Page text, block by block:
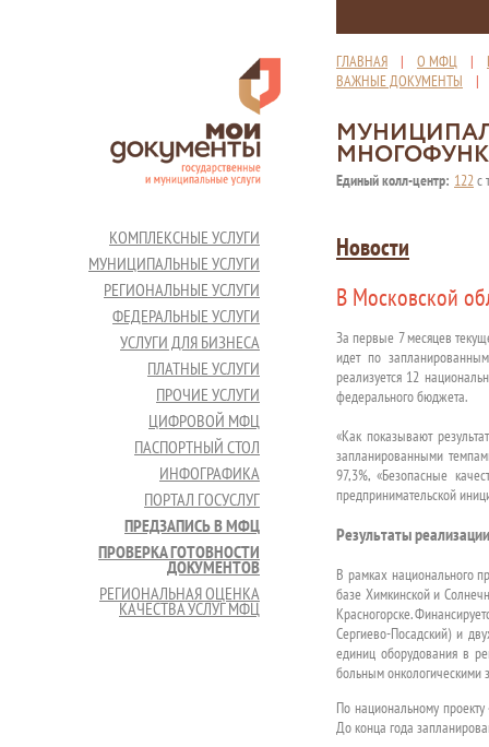
ГЛАВНАЯ | О МФЦ |
ВАЖНЫЕ ДОКУМЕНТЫ
Единый колл-центр: 122с
КОМПЛЕКСНЫЕ УСЛУГИ
МУНИЦИПАЛЬНЫЕ УСЛУГИ
РЕГИОНАЛЬНЫЕ УСЛУГИ
ФЕДЕРАЛЬНЫЕ УСЛУГИ
УСЛУГИ ДЛЯ БИЗНЕСА
ПЛАТНЫЕ УСЛУГИ
ПРОЧИЕ УСЛУГИ
ЦИФРОВОЙ МФЦ
ПАСПОРТНЫЙ СТОЛ
ИНФОГРАФИКА
ПОРТАЛ ГОСУСЛУГ
ПРЕДЗАПИСЬ В МФЦ
ПРОВЕРКА ГОТОВНОСТИ
ДОКУМЕНТОВ
РЕГИОНАЛЬНАЯ ОЦЕНКА
КАЧЕСТВА УСЛУГ МФЦ
Новости
В Московской
За первые 7 месяцев
идет по
реализуется 12
федерального бюджета.
«Как показывают
запланированными
97,3%, «Безопасные
предпринимательской
Результаты
В рамках национального
базе Химкинской и
Красногорске.
Сергиево-Посадский) и
единиц оборудования в
больным онкологическими
По национальному
До конца года